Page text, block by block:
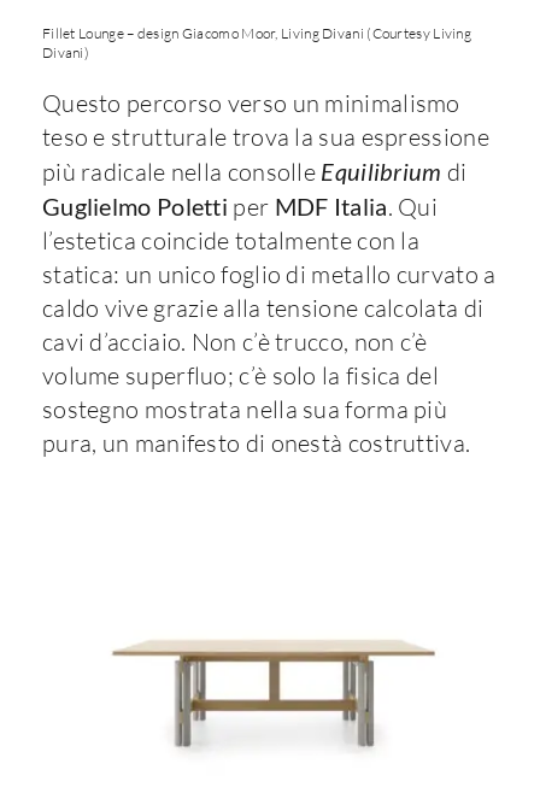
Fillet Lounge – design Giacomo Moor, Living Divani (Courtesy Living
Divani)
Questo percorso verso un minimalismo
teso e strutturale trova la sua espressione
più radicale nella consolle Equilibrium di
Guglielmo Poletti per MDF Italia. Qui
l’estetica coincide totalmente con la
statica: un unico foglio di metallo curvato a
caldo vive grazie alla tensione calcolata di
cavi d’acciaio. Non c’è trucco, non c’è
volume superfluo; c’è solo la fisica del
sostegno mostrata nella sua forma più
pura, un manifesto di onestà costruttiva.